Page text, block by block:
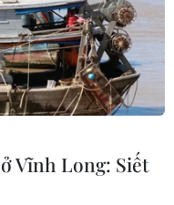
Vĩnh Long: Siết